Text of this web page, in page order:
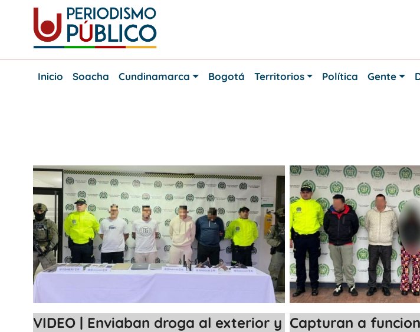
content
Periodismo
Noticias
Inicio
Soacha Cundinamarca Bogotá Territorios Política Gente
VIDEO | Enviaban droga al exterior y Capturan a